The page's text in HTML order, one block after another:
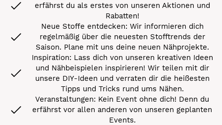
erfährst du als erstes von unseren Aktionen und
Rabatten!
Neue Stoffe entdecken: Wir informieren dich
regelmäßig über die neuesten Stofftrends der
Saison. Plane mit uns deine neuen Nähprojekte.
Inspiration: Lass dich von unseren kreativen Ideen
und Nähbeispielen inspirieren! Wir teilen mit dir
unsere DIY-Ideen und verraten dir die heißesten
Tipps und Tricks rund ums Nähen.
Veranstaltungen: Kein Event ohne dich! Denn du
erfährst vor allen anderen von unseren geplanten
Events.